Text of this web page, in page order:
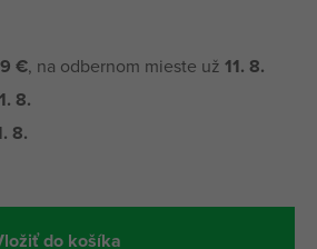
€, na odbernom mieste už 11. 8.
8.
8.
do košíka